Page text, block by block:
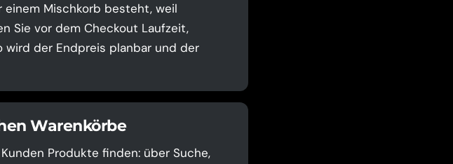
einem Mischkorb besteht, weil
Sie vor dem Checkout Laufzeit,
wird der Endpreis planbar und der
Warenkörbe
Produkte finden: über Suche,